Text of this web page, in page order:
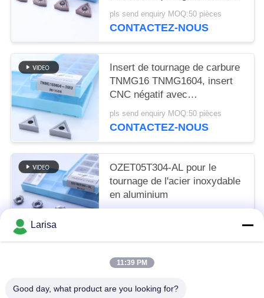
pour l'acier et l'acier allié
pls send enquiry MOQ:50 pièces
CONTACTEZ-NOUS
Insert de tournage de carbure
TNMG16 TNMG1604, insert
CNC négatif avec
déchiqueteur semi-fini 3MU
pls send enquiry MOQ:50 pièces
CONTACTEZ-NOUS
OZET05T304-AL pour le
tournage de l'acier inoxydable
en aluminium
Larisa
11:39 PM
Good day, what product are you looking for?